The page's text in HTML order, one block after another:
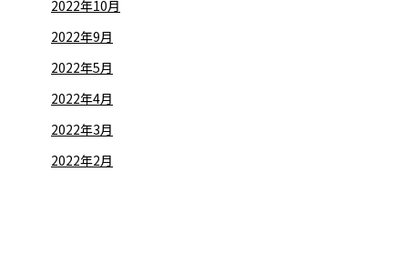
2022年10月
2022年9月
2022年5月
2022年4月
2022年3月
2022年2月